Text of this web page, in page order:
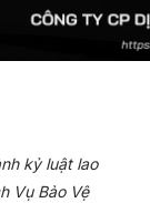
kỷ luật lao
Vụ Bảo Vệ